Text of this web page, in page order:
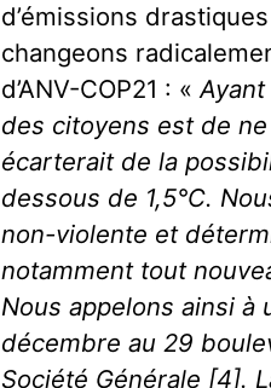
d’émissions
changeons
d’ANV-COP21 : «
des citoyens est de
écarterait de la
dessous de 1,5°C.
non-violente et
notamment tout
Nous appelons ainsi à
décembre au 29
Société Générale [4].